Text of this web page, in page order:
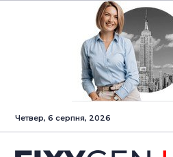
Четвер, 6 серпня, 2026